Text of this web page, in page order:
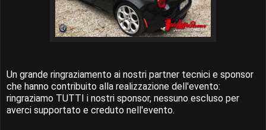
Un grande ringraziamento ai nostri partner tecnici e sponsor
che hanno contribuito alla realizzazione dell'evento:
ringraziamo TUTTI i nostri sponsor, nessuno escluso per
averci supportato e creduto nell'evento.